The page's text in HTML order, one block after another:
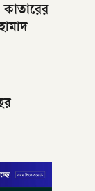
কাতারের